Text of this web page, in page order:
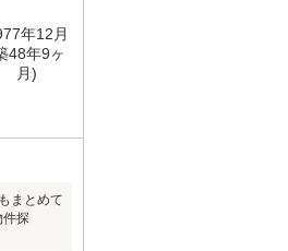
年12月
48年9ヶ
月)
まとめて
件探